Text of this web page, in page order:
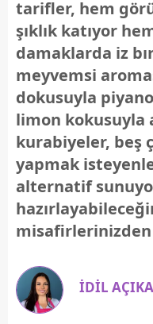
tarifler, hem
şıklık katıyor
damaklarda iz
meyvemsi
dokusuyla
limon kokusuyla
kurabiyeler, beş
yapmak
alternatif
İDİL